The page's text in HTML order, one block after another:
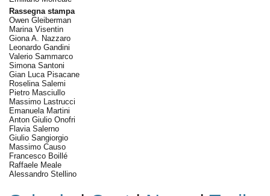
Rassegna stampa
Owen Gleiberman
Marina Visentin
Giona A. Nazzaro
Leonardo Gandini
Valerio Sammarco
Simona Santoni
Gian Luca Pisacane
Roselina Salemi
Pietro Masciullo
Massimo Lastrucci
Emanuela Martini
Anton Giulio Onofri
Flavia Salerno
Giulio Sangiorgio
Massimo Causo
Francesco Boillé
Raffaele Meale
Alessandro Stellino